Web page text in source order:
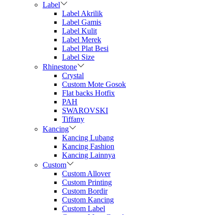
Label
Label Akrilik
Label Gamis
Label Kulit
Label Merek
Label Plat Besi
Label Size
Rhinestone
Crystal
Custom Mote Gosok
Flat backs Hotfix
PAH
SWAROVSKI
Tiffany
Kancing
Kancing Lubang
Kancing Fashion
Kancing Lainnya
Custom
Custom Allover
Custom Printing
Custom Bordir
Custom Kancing
Custom Label